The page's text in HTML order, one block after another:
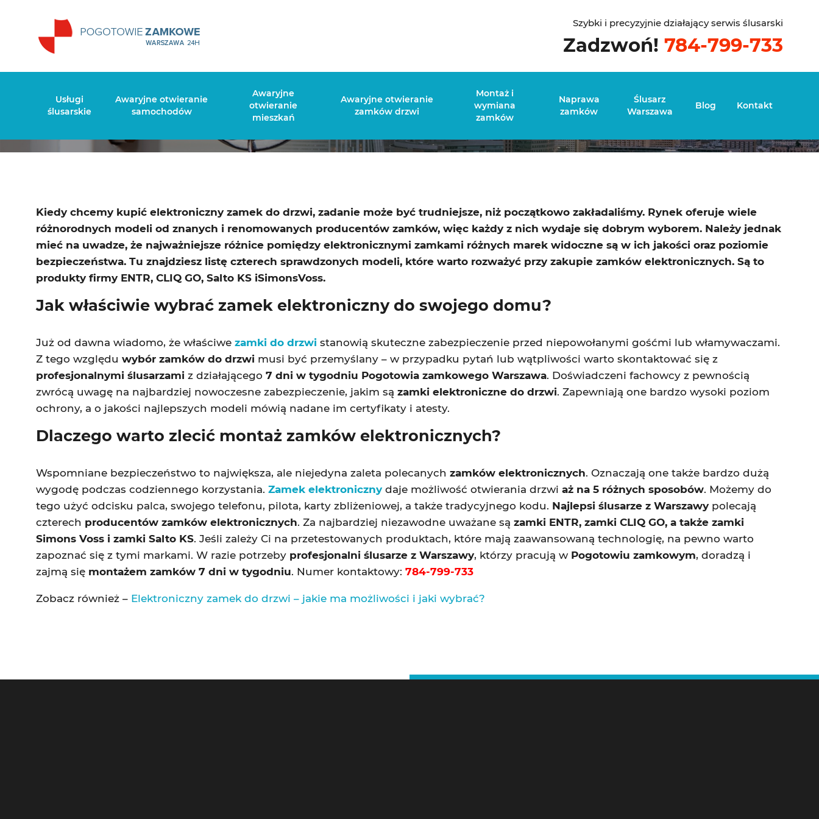
Szybki i precyzyjnie działający serwis ślusarski
Zadzwoń! 784-799-733
Usługi
ślusarskie
Awaryjne otwieranie
samochodów
Awaryjne
otwieranie
mieszkań
Awaryjne otwieranie
zamków drzwi
Montaż i
wymiana
zamków
Naprawa
zamków
Ślusarz
Warszawa
Blog Kontakt
Kiedy chcemy kupić elektroniczny zamek do drzwi, zadanie może być trudniejsze, niż początkowo zakładaliśmy. Rynek oferuje wiele
różnorodnych modeli od znanych i renomowanych producentów zamków, więc każdy z nich wydaje się dobrym wyborem. Należy jednak
mieć na uwadze, że najważniejsze różnice pomiędzy elektronicznymi zamkami różnych marek widoczne są w ich jakości oraz poziomie
bezpieczeństwa. Tu znajdziesz listę czterech sprawdzonych modeli, które warto rozważyć przy zakupie zamków elektronicznych. Są to
produkty firmy ENTR, CLIQ GO, Salto KS iSimonsVoss.
Jak właściwie wybrać zamek elektroniczny do swojego domu?
Już od dawna wiadomo, że właściwezamki do drzwi stanowią skuteczne zabezpieczenie przed niepowołanymi gośćmi lub włamywaczami.
Z tego względuwybór zamków do drzwi musi być przemyślany – w przypadku pytań lub wątpliwości warto skontaktować się z
profesjonalnymi ślusarzami z działającego7 dni w tygodniu Pogotowia zamkowego Warszawa. Doświadczeni fachowcy z pewnością
zwrócą uwagę na najbardziej nowoczesne zabezpieczenie, jakim sązamki elektroniczne do drzwi. Zapewniają one bardzo wysoki poziom
ochrony, a o jakości najlepszych modeli mówią nadane im certyfikaty i atesty.
Dlaczego warto zlecić montaż zamków elektronicznych?
Wspomniane bezpieczeństwo to największa, ale niejedyna zaleta polecanychzamków elektronicznych. Oznaczają one także bardzo dużą
wygodę podczas codziennego korzystania.Zamek elektronicznydaje możliwość otwierania drzwiaż na 5 różnych sposobów. Możemy do
tego użyć odcisku palca, swojego telefonu, pilota, karty zbliżeniowej, a także tradycyjnego kodu. Najlepsi ślusarze z Warszawy polecają
czterech producentów zamków elektronicznych. Za najbardziej niezawodne uważane sązamki ENTR, zamki CLIQ GO, a także zamki
Simons Voss i zamki Salto KS. Jeśli zależy Ci na przetestowanych produktach, które mają zaawansowaną technologię, na pewno warto
zapoznać się z tymi markami. W razie potrzeby profesjonalni ślusarze z Warszawy, którzy pracują w Pogotowiu zamkowym, doradzą i
zajmą się montażem zamków 7 dni w tygodniu. Numer kontaktowy:784-799-733
Zobacz również – Elektroniczny zamek do drzwi – jakie ma możliwości i jaki wybrać?